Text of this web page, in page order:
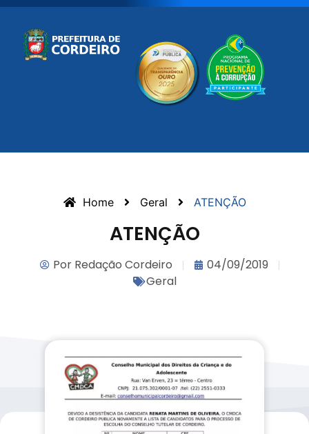
Home Geral ATENÇÃO
ATENÇÃO
Por Redação Cordeiro
04/09/2019
Geral